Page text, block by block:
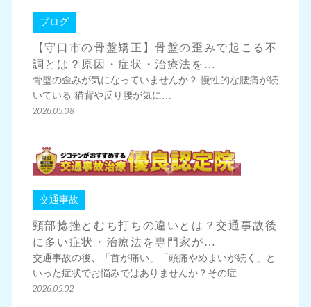
ブログ
【守口市の骨盤矯正】骨盤の歪みで起こる不
調とは？原因・症状・治療法を…
骨盤の歪みが気になっていませんか？ 慢性的な腰痛が続
いている 猫背や反り腰が気に…
2026.05.08
交通事故
頸部捻挫とむち打ちの違いとは？交通事故後
に多い症状・治療法を専門家が…
交通事故の後、「首が痛い」「頭痛やめまいが続く」と
いった症状でお悩みではありませんか？その症…
2026.05.02